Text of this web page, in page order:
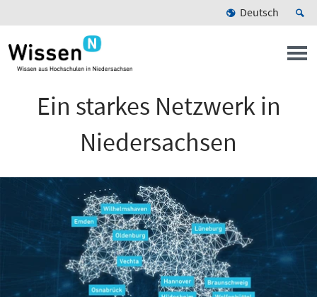
Deutsch
Ein starkes Netzwerk in
Niedersachsen